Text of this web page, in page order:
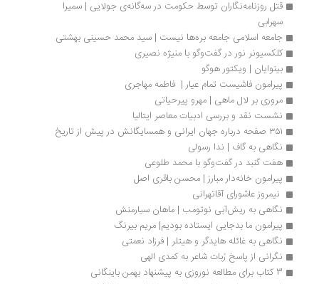
جامعه اسلامی جامعه بره‌ها نیست | سید محمد حسینی بهشتی
کلکسیونر نور در گفت‌وگو با منیژه نصیری
بینوایان | ویکتور هوگو
پیرامون فاشیست تمام عیار |  فاطمه مهاجری
مروری بر لال ماهی | مهرو پیرحیاتی
نشست نقد و بررسی ادبیات معاصر ایتالیا
نگاهی به گاف | ندا رسولی
هفت گنبد در گفت‌وگو با محمد طلوعی
پیرامون خانه‌دار مبارز | محسن باقری اصل
نیمروز عاشورای آقاتهرانی
نگاهی به ریش‌آبی نوتومب | ماهان سیارمنش
پیرامون ما بدجایی ایستاده بودیم| مریم بیرنگ
نگاهی به غائله هایدگر و هیتلر | فرزاد نعمتی
نگرانی از پاسخ رُبات شاعر به کمدی الهی